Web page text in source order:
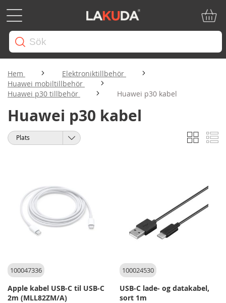
Hem
Elektroniktillbehör
Huawei mobiltillbehör
Huawei p30 tillbehör
Huawei p30 kabel
Huawei p30 kabel
Visa
som
Rutnät
Sortera
100047336
Apple kabel USB-C til USB-C
2m (MLL82ZM/A)
100024530
USB-C lade- og datakabel,
sort 1m